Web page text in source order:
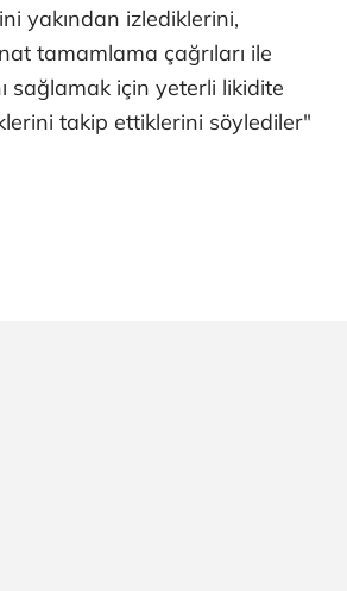
yakından izlediklerini,
tamamlama çağrıları ile
sağlamak için yeterli likidite
takip ettiklerini söylediler"